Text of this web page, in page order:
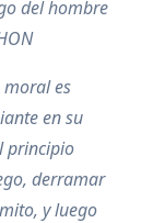
del hombre
es
en su
principio
derramar
y luego